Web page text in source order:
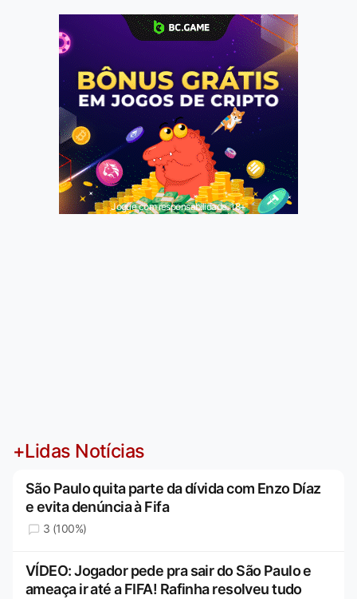
Jogue com responsabilidade. 18+
+Lidas Notícias
São Paulo quita parte da dívida com Enzo Díaz
e evita denúncia à Fifa
3 (100%)
VÍDEO: Jogador pede pra sair do São Paulo e
ameaça ir até a FIFA! Rafinha resolveu tudo